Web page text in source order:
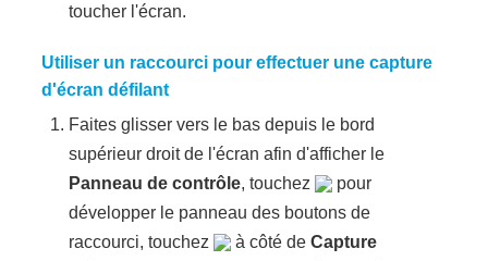
toucher l'écran.
Utiliser un raccourci pour effectuer une capture
d'écran défilant
Faites glisser vers le bas depuis le bord
supérieur droit de l'écran afin d'afficher le
Panneau de contrôle, touchez
pour
développer le panneau des boutons de
raccourci, touchez
à côté deCapture